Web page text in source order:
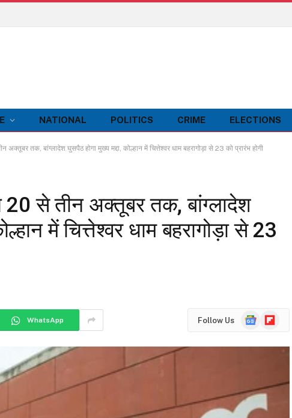
NATIONAL POLITICS CRIME ELECTIONS
अक्तूबर तक, बांग्लादेश घुसपैठ होगा मुख्य मद्दा, कोल्हान में चित्तेश्वर धाम बहरागोड़ा से 23 को प्रारंभ होगी
20 से तीन अक्तूबर तक, बांग्लादेश
में चित्तेश्वर धाम बहरागोड़ा से 23
WhatsApp Follow Us
GoogleFlipboard